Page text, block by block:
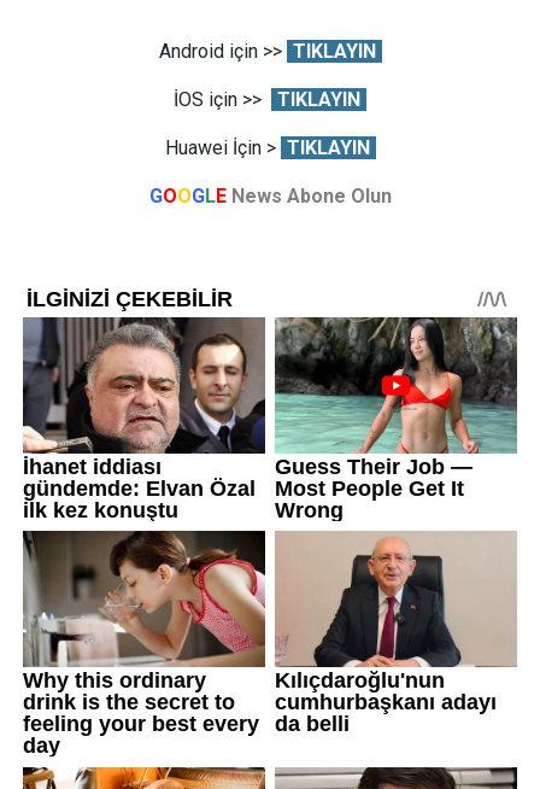
Android için >> TIKLAYIN
İOS için >> TIKLAYIN
Huawei İçin > TIKLAYIN
GOOGLE News Abone Olun